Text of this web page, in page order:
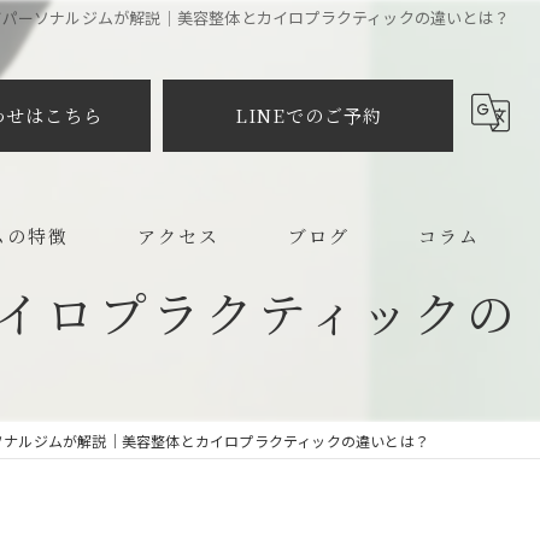
ーソナルジムが解説｜美容整体とカイロプラクティックの違いとは？
はこちら LINEでのご予約
の特徴
ク
アクセス ブログ コラム
ロプラクティックの
ルジムが解説｜美容整体とカイロプラクティックの違いとは？